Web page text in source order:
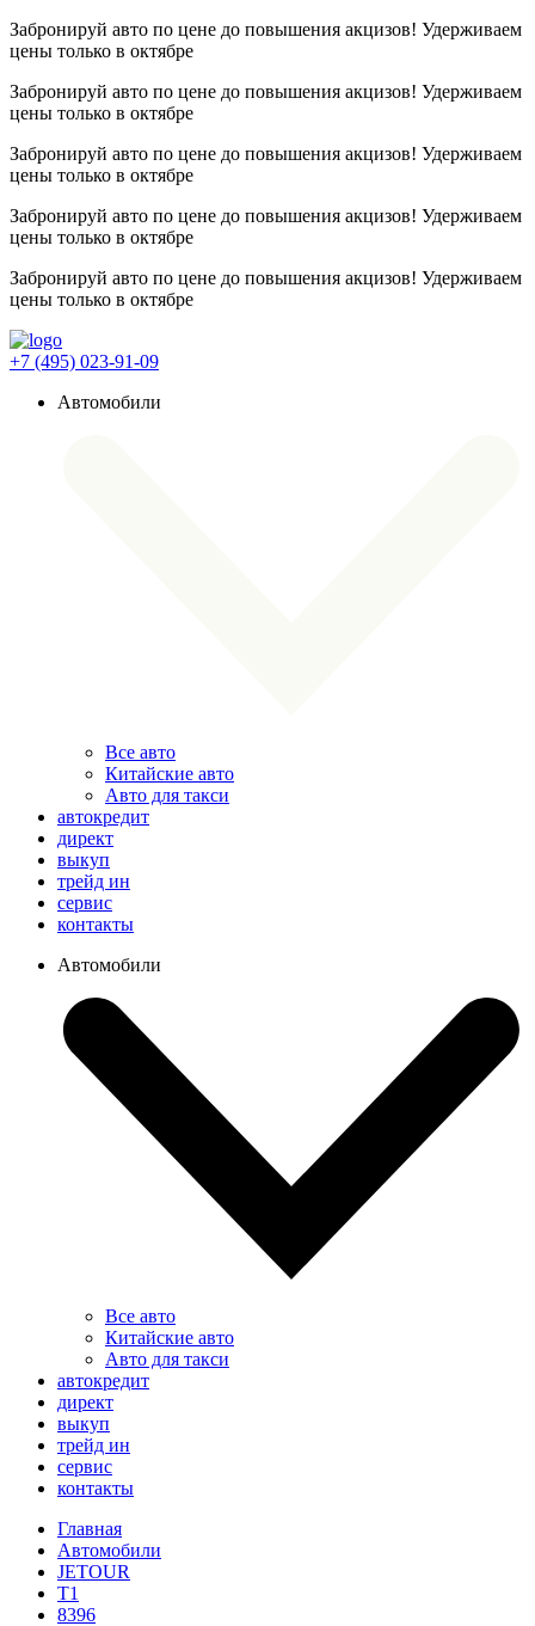
Забронируй авто по цене до повышения акцизов! Удерживаем
цены только в октябре
Забронируй авто по цене до повышения акцизов! Удерживаем
цены только в октябре
Забронируй авто по цене до повышения акцизов! Удерживаем
цены только в октябре
Забронируй авто по цене до повышения акцизов! Удерживаем
цены только в октябре
Забронируй авто по цене до повышения акцизов! Удерживаем
цены только в октябре
+7 (495) 023-91-09
Автомобили
Все авто
Китайские авто
Авто для такси
автокредит
директ
выкуп
трейд ин
сервис
контакты
Автомобили
Все авто
Китайские авто
Авто для такси
автокредит
директ
выкуп
трейд ин
сервис
контакты
Главная
Автомобили
JETOUR
T1
8396